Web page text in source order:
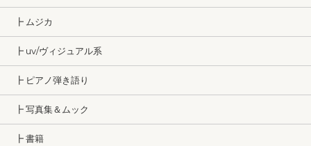
┣ ムジカ
┣ uv/ヴィジュアル系
┣ ピアノ弾き語り
┣ 写真集＆ムック
┣ 書籍